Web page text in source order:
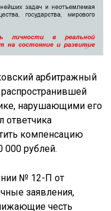
арбитражный
нарушающими его
ответчика
компенсацию
000 рублей.
№ 12-П от
заявления,
честь